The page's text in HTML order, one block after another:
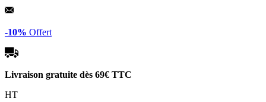
Panneau de gestion des cookies
-10% Offert
Livraison gratuite dès 69€ TTC
HT